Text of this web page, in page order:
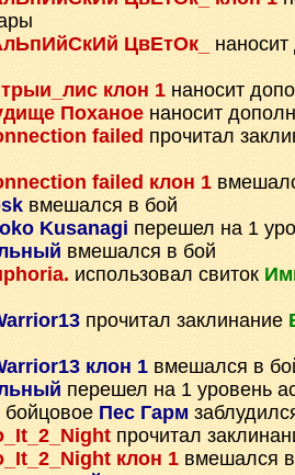
ЦвЕтОк_
клон 1 наносит
Поханое наносит
failed прочитал
failed клон 1
вмешался в бой
Kusanagi перешел на 1
вмешался в бой
использовал свиток
прочитал заклинание
клон 1 вмешался в
перешел на 1 уровень
Пес Гарм
прочитал
клон 1 вмешался